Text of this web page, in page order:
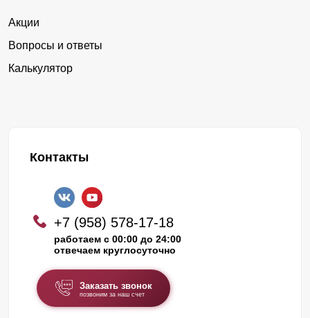
Акции
Вопросы и ответы
Калькулятор
Контакты
+7 (958) 578-17-18
работаем с 00:00 до 24:00
отвечаем круглосуточно
Заказать звонок
позвоним за наш счет